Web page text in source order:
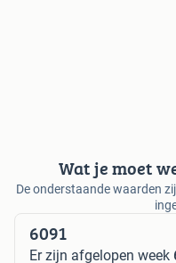
Wat je moet
De onderstaande waarden
6091
Er zijn afgelopen week